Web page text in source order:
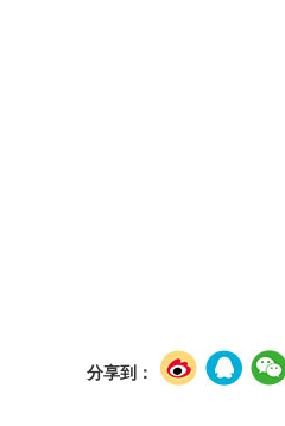
分享到：